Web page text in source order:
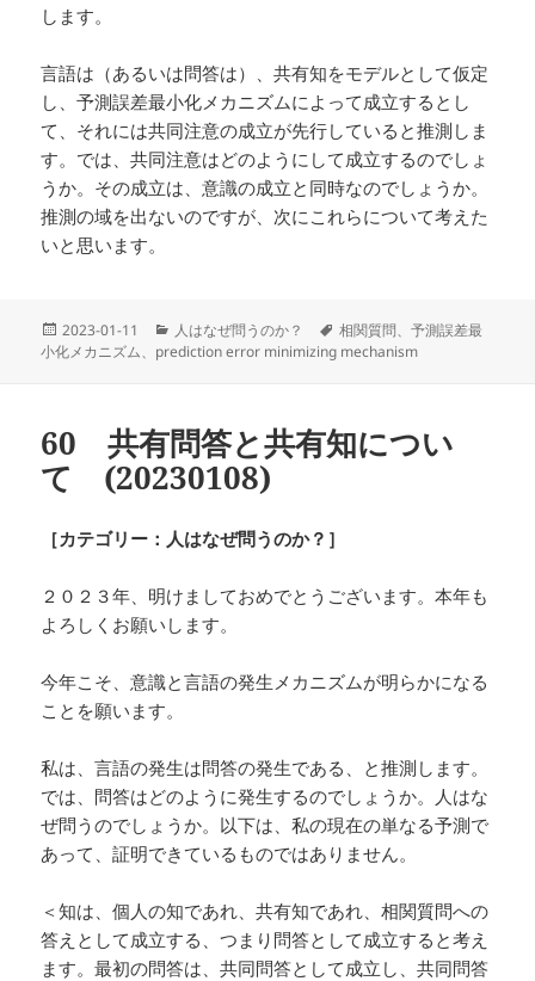
します。
言語は（あるいは問答は）、共有知をモデルとして仮定
し、予測誤差最小化メカニズムによって成立するとし
て、それには共同注意の成立が先行していると推測しま
す。では、共同注意はどのようにして成立するのでしょ
うか。その成立は、意識の成立と同時なのでしょうか。
推測の域を出ないのですが、次にこれらについて考えた
いと思います。
投
稿
2023-01-11
カ
テ
人はなぜ問うのか？
タ
グ
相関質問、予測誤差最
小化メカニズム、prediction error minimizing mechanism
60 共有問答と共有知につい
て (20230108)
［カテゴリー：人はなぜ問うのか？］
２０２３年、明けましておめでとうございます。本年も
よろしくお願いします。
今年こそ、意識と言語の発生メカニズムが明らかになる
ことを願います。
私は、言語の発生は問答の発生である、と推測します。
では、問答はどのように発生するのでしょうか。人はな
ぜ問うのでしょうか。以下は、私の現在の単なる予測で
あって、証明できているものではありません。
＜知は、個人の知であれ、共有知であれ、相関質問への
答えとして成立する、つまり問答として成立すると考え
ます。最初の問答は、共同問答として成立し、共同問答